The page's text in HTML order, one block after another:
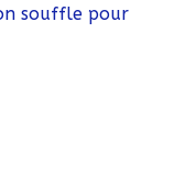
souffle pour